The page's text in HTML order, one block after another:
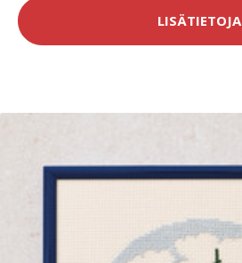
LISÄTIETOJA